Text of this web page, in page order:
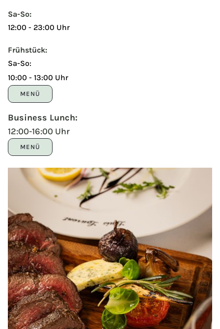
Sa-So:
12:00 - 23:00 Uhr
Frühstück:
Sa-So:
10:00 - 13:00 Uhr
MENÜ
Business Lunch:
12:00-16:00 Uhr
MENÜ